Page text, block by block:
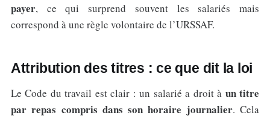
payer, ce qui surprend souvent les salariés mais
correspond à une règle volontaire de l’URSSAF.
Attribution des titres : ce que dit la loi
Le Code du travail est clair : un salarié a droit à un titre
par repas compris dans son horaire journalier. Cela